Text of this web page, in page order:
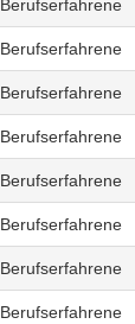
Berufserfahrene
Berufserfahrene
Berufserfahrene
Berufserfahrene
Berufserfahrene
Berufserfahrene
Berufserfahrene
Berufserfahrene